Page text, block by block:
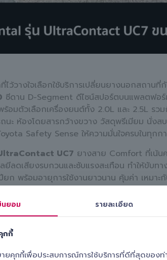
ว้วางใจเลือกใช้บริการเปลี่ยนยางนอกสถานที่
ซีดาน D-Segment ดีไซน์สปอร์ตบนแพลตฟอ
อมตัวเลือกเครื่องยนต์ทั้ง 2.0L และ 2.5L รว
นะ ห้องโดยสารกว้างขวาง วัสดุพรีเมียม นั่งส
Safety Sense ให้ความมั่นใจครบในทุกก
UC7 ยางสาย Comfort ที่เน้น
ยีลดเสียงรบกวนและซับแรงสะเทือน ทำให้ขับท
ก พร้อมอายุการใช้งานยาวนาน คุ้มค่า เหมาะกั
ริการระดับพรีเมียม ทีมงาน Slick ใส่ใจในทุก
การติดตั้งระดับมืออาชีพ สะท้อนถึงคุณภาพและค
ยอม รายละเอียด
กกี้
ยคุกกี้เพื่อประสบการณ์การใช้บริการที่ดีที่สุดของ